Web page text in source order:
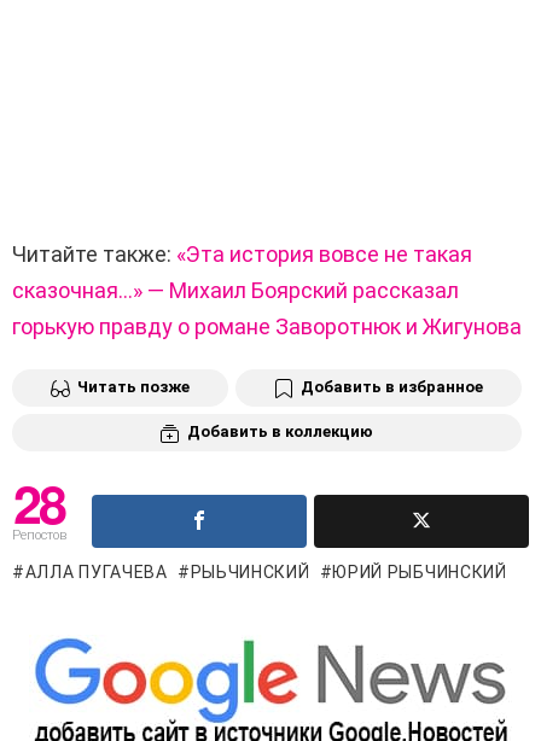
Читайте также: «Эта история вовсе не такая
сказочная…» — Михаил Боярский рассказал
горькую правду о романе Заворотнюк и Жигунова
Читать позже Добавить в избранное
Добавить в коллекцию
28
Репостов
АЛЛА ПУГАЧЕВА РЫЬЧИНСКИЙ ЮРИЙ РЫБЧИНСКИЙ